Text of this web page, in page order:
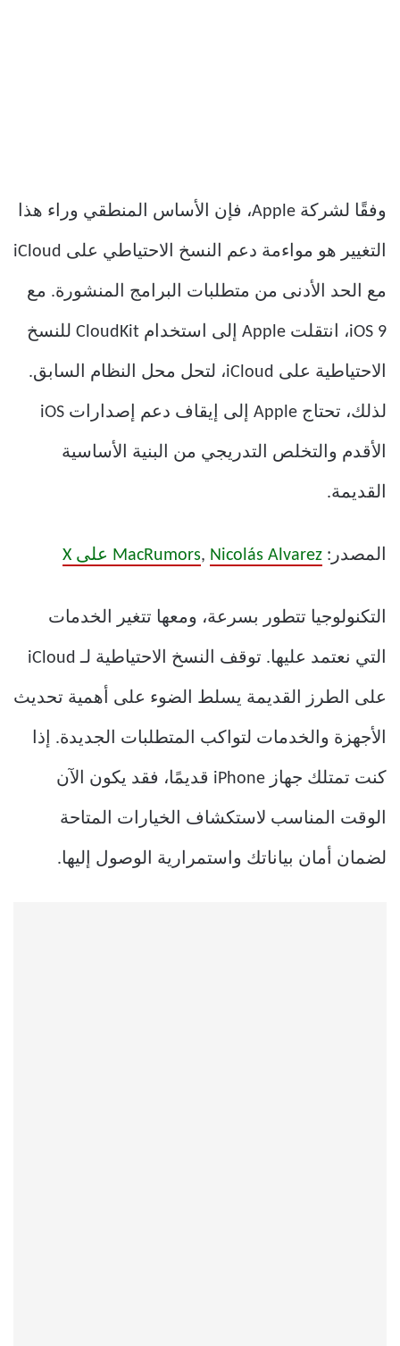
وفقًا لشركة Apple، فإن الأساس المنطقي وراء هذا
التغيير هو مواءمة دعم النسخ الاحتياطي على iCloud
مع الحد الأدنى من متطلبات البرامج المنشورة. مع
iOS 9، انتقلت Apple إلى استخدام CloudKit للنسخ
الاحتياطية على iCloud، لتحل محل النظام السابق.
لذلك، تحتاج Apple إلى إيقاف دعم إصدارات iOS
الأقدم والتخلص التدريجي من البنية الأساسية
القديمة.
المصدر: MacRumors, Nicolás Alvarez على X
التكنولوجيا تتطور بسرعة، ومعها تتغير الخدمات
التي نعتمد عليها. توقف النسخ الاحتياطية لـ iCloud
على الطرز القديمة يسلط الضوء على أهمية تحديث
الأجهزة والخدمات لتواكب المتطلبات الجديدة. إذا
كنت تمتلك جهاز iPhone قديمًا، فقد يكون الآن
الوقت المناسب لاستكشاف الخيارات المتاحة
لضمان أمان بياناتك واستمرارية الوصول إليها.